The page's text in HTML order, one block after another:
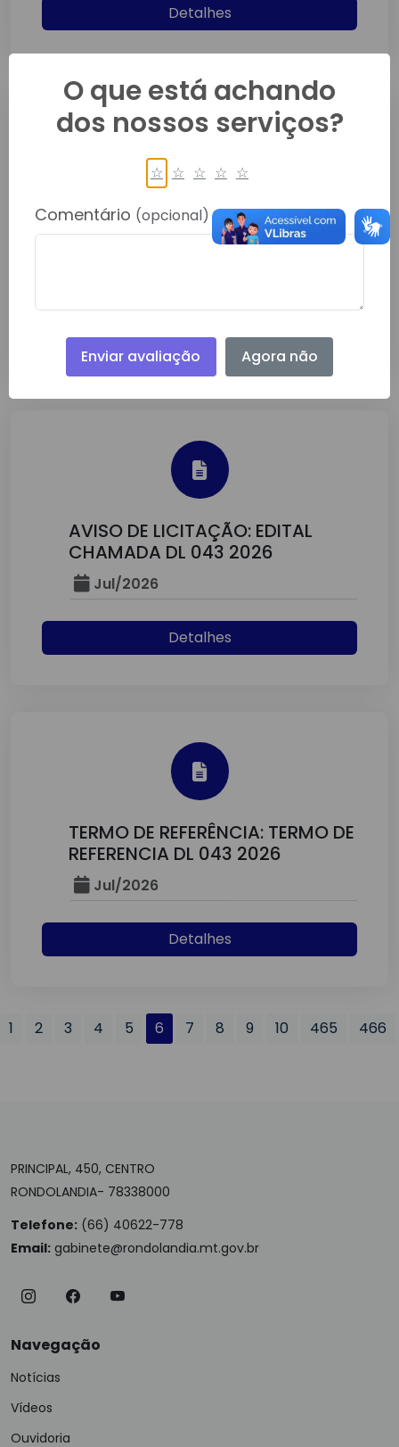
Detalhes
EDITAL DE DISPENSA DE
LICITAÇÃO: EDITAL-AVISO-
PROPOSTA PREÇOS DL 043 2026
Detalhes
AVISO DE LICITAÇÃO: EDITAL
CHAMADA DL 043 2026
Jul/2026
Detalhes
TERMO DE REFERÊNCIA: TERMO DE
REFERENCIA DL 043 2026
Jul/2026
Detalhes
1 2 3 4 5 6 7 8 9 10 465 466
PRINCIPAL, 450, CENTRO
RONDOLANDIA- 78338000
Telefone: (66) 40622-778
Email: gabinete@rondolandia.mt.gov.br
Navegação
Notícias
Vídeos
Ouvidoria
O que está achando
dos nossos serviços?
☆ ☆ ☆ ☆ ☆
Comentário (opcional)
Enviar avaliação Agora não